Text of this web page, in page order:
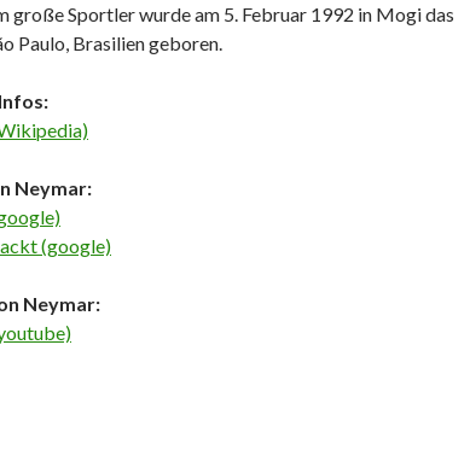
große Sportler wurde am 5. Februar 1992 in Mogi das
Paulo, Brasilien geboren.
Neymar:
(google)
Neymar: